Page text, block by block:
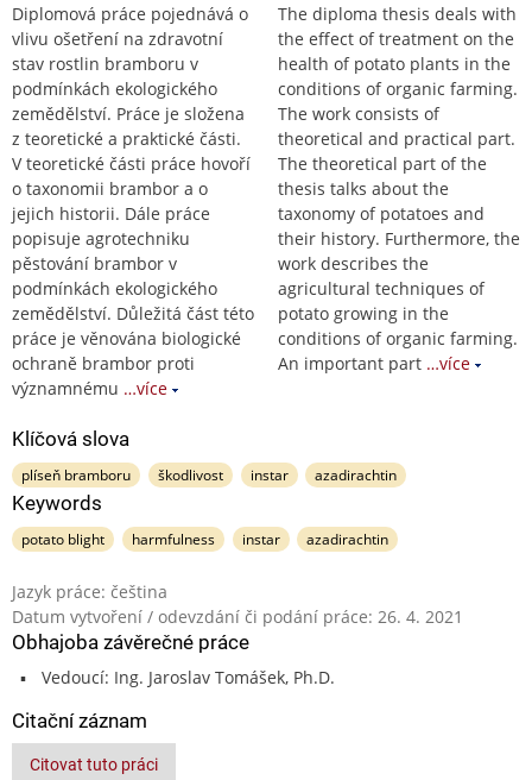
Diplomová práce pojednává o
vlivu ošetření na zdravotní
stav rostlin bramboru v
podmínkách ekologického
zemědělství. Práce je složena
z teoretické a praktické části.
V teoretické části práce hovoří
o taxonomii brambor a o
jejich historii. Dále práce
popisuje agrotechniku
pěstování brambor v
podmínkách ekologického
zemědělství. Důležitá část této
práce je věnována biologické
ochraně brambor proti
významnému …více
The diploma thesis deals with
the effect of treatment on the
health of potato plants in the
conditions of organic farming.
The work consists of
theoretical and practical part.
The theoretical part of the
thesis talks about the
taxonomy of potatoes and
their history. Furthermore, the
work describes the
agricultural techniques of
potato growing in the
conditions of organic farming.
An important part …více
Klíčová slova
plíseň bramboru škodlivost instar azadirachtin
Keywords
potato blight harmfulness instar azadirachtin
Jazyk práce: čeština
Datum vytvoření / odevzdání či podání práce: 26. 4. 2021
Obhajoba závěrečné práce
Vedoucí: Ing. Jaroslav Tomášek, Ph.D.
Citační záznam
Citovat tuto práci